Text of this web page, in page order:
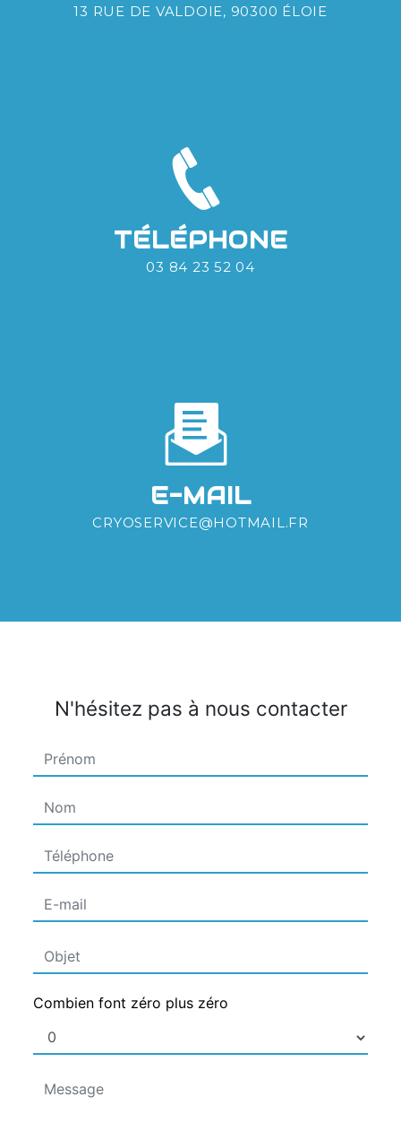
13 RUE DE VALDOIE, 90300 ÉLOIE
TÉLÉPHONE
03 84 23 52 04
E-MAIL
CRYOSERVICE@HOTMAIL.FR
N'hésitez pas à nous contacter
Combien font zéro plus zéro